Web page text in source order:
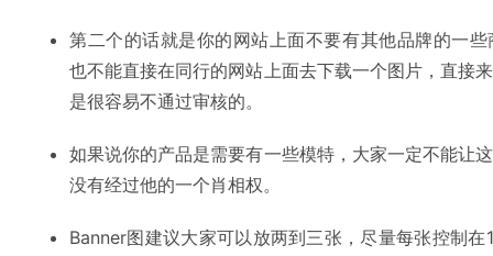
第二个的话就是你的网站上面不要有其他品牌的一
也不能直接在同行的网站上面去下载一个图片，直接
是很容易不通过审核的。
如果说你的产品是需要有一些模特，大家一定不能让
没有经过他的一个肖相权。
Banner图建议大家可以放两到三张，尽量每张控制在